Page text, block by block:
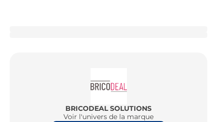
BRICODEAL SOLUTIONS
Voir l'univers de la marque